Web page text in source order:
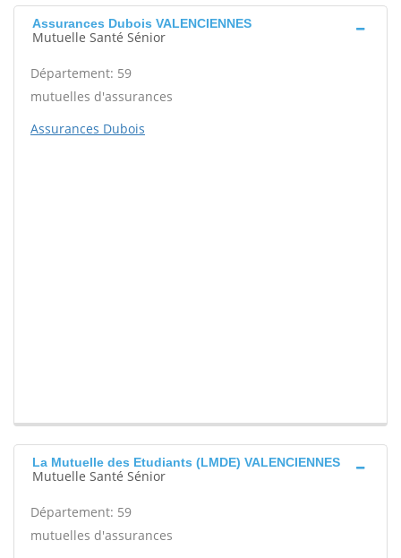
Assurances Dubois VALENCIENNES
Mutuelle Santé Sénior
Département: 59
mutuelles d'assurances
Assurances Dubois
La Mutuelle des Etudiants (LMDE) VALENCIENNES
Mutuelle Santé Sénior
Département: 59
mutuelles d'assurances